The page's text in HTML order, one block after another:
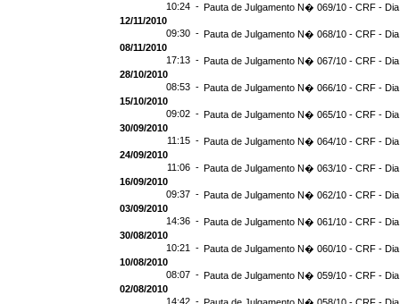
10:24 - Pauta de Julgamento N� 069/10 - CRF - Dia
12/11/2010
09:30 - Pauta de Julgamento N� 068/10 - CRF - Dia
08/11/2010
17:13 - Pauta de Julgamento N� 067/10 - CRF - Dia
28/10/2010
08:53 - Pauta de Julgamento N� 066/10 - CRF - Dia
15/10/2010
09:02 - Pauta de Julgamento N� 065/10 - CRF -
30/09/2010
11:15 - Pauta de Julgamento N� 064/10 - CRF -
24/09/2010
11:06 - Pauta de Julgamento N� 063/10 - CRF -
16/09/2010
09:37 - Pauta de Julgamento N� 062/10 - CRF -
03/09/2010
14:36 - Pauta de Julgamento N� 061/10 - CRF -
30/08/2010
10:21 - Pauta de Julgamento N� 060/10 - CRF -
10/08/2010
08:07 - Pauta de Julgamento N� 059/10 - CRF -
02/08/2010
14:42 -